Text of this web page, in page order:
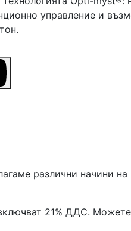
управление и
различни начини
21% ДДС.